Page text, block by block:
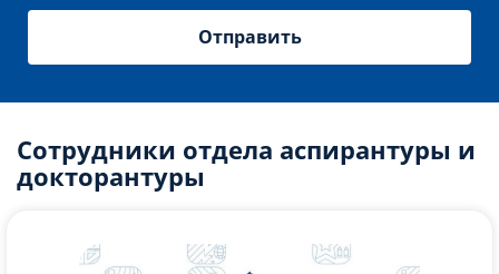
Сотрудники отдела аспирантуры и
докторантуры